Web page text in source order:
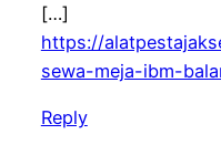
[…]
https://
sewa-meja-ibm-
Reply